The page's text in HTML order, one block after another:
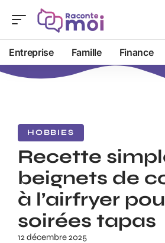
Entreprise Famille Finance
HOBBIES
Recette
beignets de
à l’airfryer
soirées tapas
12 décembre 2025